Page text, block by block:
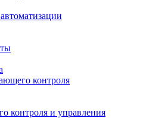
контроля
контроля и управления